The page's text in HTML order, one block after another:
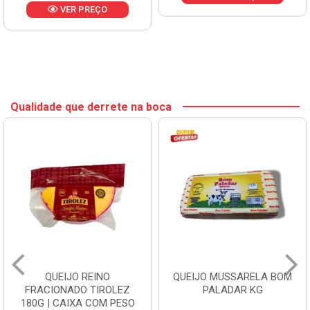
VER PREÇO
Qualidade que derrete na boca
QUEIJO REINO
FRACIONADO TIROLEZ
180G | CAIXA COM PESO
QUEIJO MUSSARELA BOM
PALADAR KG